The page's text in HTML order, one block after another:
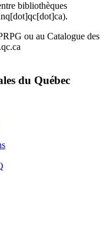
bibliothèques
.
ou au Catalogue des
du Québec